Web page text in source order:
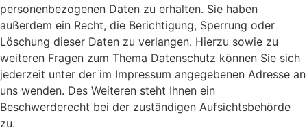
personenbezogenen Daten zu erhalten. Sie haben
außerdem ein Recht, die Berichtigung, Sperrung oder
Löschung dieser Daten zu verlangen. Hierzu sowie zu
weiteren Fragen zum Thema Datenschutz können Sie sich
jederzeit unter der im Impressum angegebenen Adresse an
uns wenden. Des Weiteren steht Ihnen ein
Beschwerderecht bei der zuständigen Aufsichtsbehörde
zu.